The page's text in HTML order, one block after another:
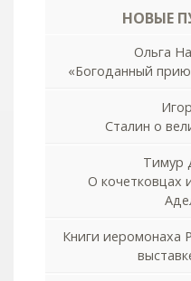
НОВЫЕ
Ольга
«Богоданный
Сталин о
Тимур
О кочетковцах
Книги иеромонаха